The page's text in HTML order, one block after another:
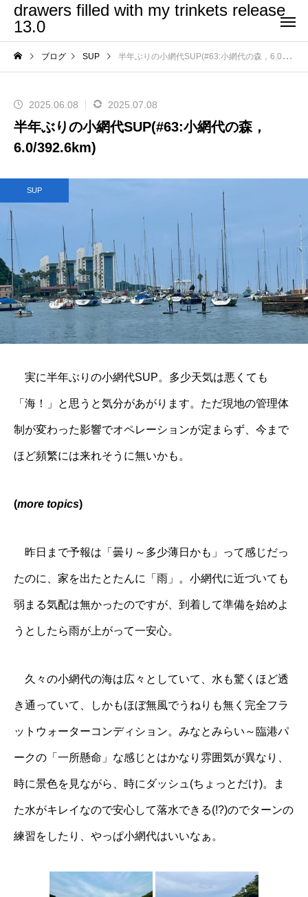
drawers filled with my trinkets release
13.0
ブログ SUP 半年ぶりの小網代SUP(#63:小網代の森，6.0/392.6km)
2025.06.08 2025.07.08
半年ぶりの小網代SUP(#63:小網代の森，
6.0/392.6km)
SUP
実に半年ぶりの小網代SUP。多少天気は悪くても
「海！」と思うと気分があがります。ただ現地の管理体
制が変わった影響でオペレーションが定まらず、今まで
ほど頻繁には来れそうに無いかも。
(more topics)
昨日まで予報は「曇り～多少薄日かも」って感じだっ
たのに、家を出たとたんに「雨」。小網代に近づいても
弱まる気配は無かったのですが、到着して準備を始めよ
うとしたら雨が上がって一安心。
久々の小網代の海は広々としていて、水も驚くほど透
き通っていて、しかもほぼ無風でうねりも無く完全フラ
ットウォーターコンディション。みなとみらい～臨港パ
ークの「一所懸命」な感じとはかなり雰囲気が異なり、
時に景色を見ながら、時にダッシュ(ちょっとだけ)。ま
た水がキレイなので安心して落水できる(!?)のでターンの
練習をしたり、やっぱ小網代はいいなぁ。